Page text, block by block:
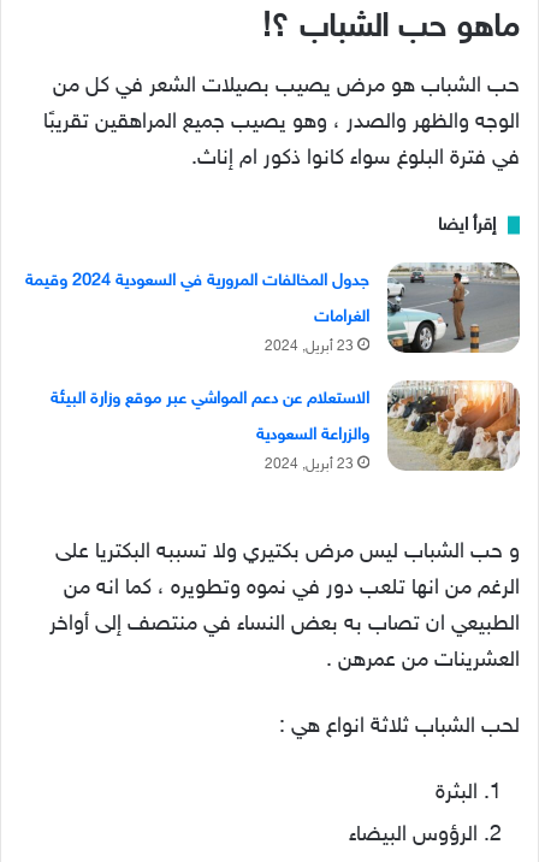
ماهو حب الشباب ؟!
حب الشباب هو مرض يصيب بصيلات الشعر في كل من
الوجه والظهر والصدر ، وهو يصيب جميع المراهقين تقريبًا
في فترة البلوغ سواء كانوا ذكور ام إناث.
إقرأ ايضا
جدول المخالفات المرورية في السعودية 2024 وقيمة
الغرامات
23 أبريل, 2024
الاستعلام عن دعم المواشي عبر موقع وزارة البيئة
والزراعة السعودية
23 أبريل, 2024
و حب الشباب ليس مرض بكتيري ولا تسببه البكتريا على
الرغم من انها تلعب دور في نموه وتطويره ، كما انه من
الطبيعي ان تصاب به بعض النساء في منتصف إلى أواخر
العشرينات من عمرهن .
لحب الشباب ثلاثة انواع هي :
البثرة
الرؤوس البيضاء